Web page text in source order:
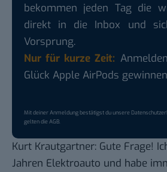
bekommen jeden Tag die
direkt in die Inbox und
Vorsprung.
Nur für kurze Zeit:
Glück Apple AirPods
Mit deiner Anmeldung bestätigst du unsere
gelten dieAGB.
Kurt Krautgartner: Gute Frage!
Jahren Elektroauto und habe